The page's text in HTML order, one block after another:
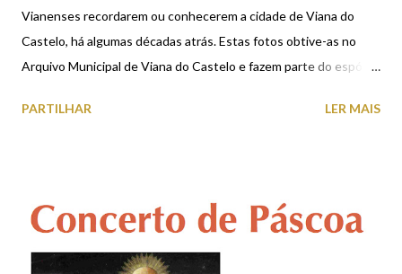
Vianenses recordarem ou conhecerem a cidade de Viana do
Castelo, há algumas décadas atrás. Estas fotos obtive-as no
Arquivo Municipal de Viana do Castelo e fazem parte do espólio
jornalistas da região vianense. Estação da CP Espaço da actual
PARTILHAR LER MAIS